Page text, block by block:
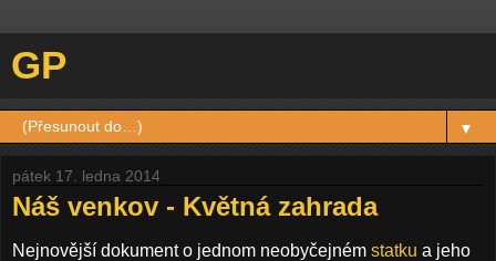
GP
▼
pátek 17. ledna 2014
Náš venkov - Květná zahrada
Nejnovější dokument o jednom neobyčejném statku a jeho